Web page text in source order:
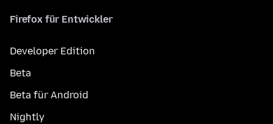
Firefox für Entwickler
Developer Edition
Beta
Beta für Android
Nightly